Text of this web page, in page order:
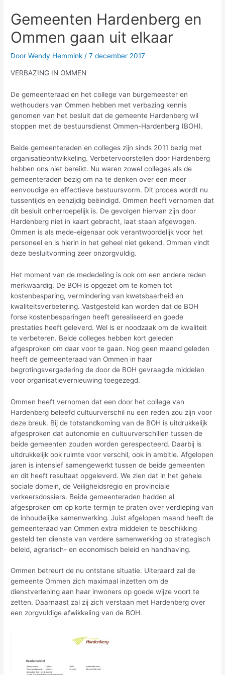
Gemeenten Hardenberg en
Ommen gaan uit elkaar
DoorWendy Hemmink/7 december 2017
VERBAZING IN OMMEN
De gemeenteraad en het college van burgemeester en
wethouders van Ommen hebben met verbazing kennis
genomen van het besluit dat de gemeente Hardenberg wil
stoppen met de bestuursdienst Ommen-Hardenberg (BOH).
Beide gemeenteraden en colleges zijn sinds 2011 bezig met
organisatieontwikkeling. Verbetervoorstellen door Hardenberg
hebben ons niet bereikt. Nu waren zowel colleges als de
gemeenteraden bezig om na te denken over een meer
eenvoudige en effectieve bestuursvorm. Dit proces wordt nu
tussentijds en eenzijdig beëindigd. Ommen heeft vernomen dat
dit besluit onherroepelijk is. De gevolgen hiervan zijn door
Hardenberg niet in kaart gebracht, laat staan afgewogen.
Ommen is als mede-eigenaar ook verantwoordelijk voor het
personeel en is hierin in het geheel niet gekend. Ommen vindt
deze besluitvorming zeer onzorgvuldig.
Het moment van de mededeling is ook om een andere reden
merkwaardig. De BOH is opgezet om te komen tot
kostenbesparing, vermindering van kwetsbaarheid en
kwaliteitsverbetering. Vastgesteld kan worden dat de BOH
forse kostenbesparingen heeft gerealiseerd en goede
prestaties heeft geleverd. Wel is er noodzaak om de kwaliteit
te verbeteren. Beide colleges hebben kort geleden
afgesproken om daar voor te gaan. Nog geen maand geleden
heeft de gemeenteraad van Ommen in haar
begrotingsvergadering de door de BOH gevraagde middelen
voor organisatievernieuwing toegezegd.
Ommen heeft vernomen dat een door het college van
Hardenberg beleefd cultuurverschil nu een reden zou zijn voor
deze breuk. Bij de totstandkoming van de BOH is uitdrukkelijk
afgesproken dat autonomie en cultuurverschillen tussen de
beide gemeenten zouden worden gerespecteerd. Daarbij is
uitdrukkelijk ook ruimte voor verschil, ook in ambitie. Afgelopen
jaren is intensief samengewerkt tussen de beide gemeenten
en dit heeft resultaat opgeleverd. We zien dat in het gehele
sociale domein, de Veiligheidsregio en provinciale
verkeersdossiers. Beide gemeenteraden hadden al
afgesproken om op korte termijn te praten over verdieping van
de inhoudelijke samenwerking. Juist afgelopen maand heeft de
gemeenteraad van Ommen extra middelen te beschikking
gesteld ten dienste van verdere samenwerking op strategisch
beleid, agrarisch- en economisch beleid en handhaving.
Ommen betreurt de nu ontstane situatie. Uiteraard zal de
gemeente Ommen zich maximaal inzetten om de
dienstverlening aan haar inwoners op goede wijze voort te
zetten. Daarnaast zal zij zich verstaan met Hardenberg over
een zorgvuldige afwikkeling van de BOH.